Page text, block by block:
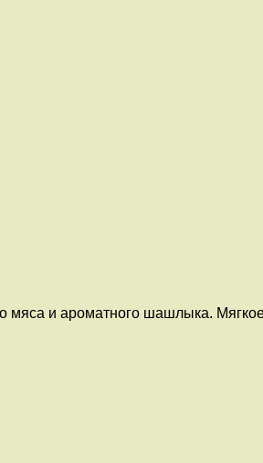
и ароматного шашлыка.